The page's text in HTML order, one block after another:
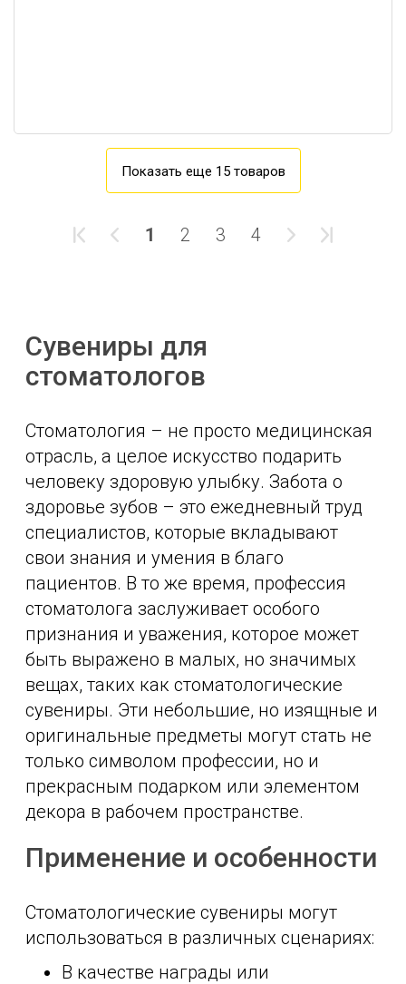
Показать еще 15 товаров
1 2 3 4
Сувениры для
стоматологов
Стоматология – не просто медицинская
отрасль, а целое искусство подарить
человеку здоровую улыбку. Забота о
здоровье зубов – это ежедневный труд
специалистов, которые вкладывают
свои знания и умения в благо
пациентов. В то же время, профессия
стоматолога заслуживает особого
признания и уважения, которое может
быть выражено в малых, но значимых
вещах, таких как стоматологические
сувениры. Эти небольшие, но изящные и
оригинальные предметы могут стать не
только символом профессии, но и
прекрасным подарком или элементом
декора в рабочем пространстве.
Применение и особенности
Стоматологические сувениры могут
использоваться в различных сценариях:
В качестве награды или